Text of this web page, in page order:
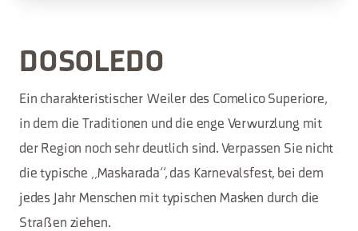
DOSOLEDO
Ein charakteristischer Weiler des Comelico Superiore,
in dem die Traditionen und die enge Verwurzlung mit
der Region noch sehr deutlich sind. Verpassen Sie nicht
die typische „Maskarada“, das Karnevalsfest, bei dem
jedes Jahr Menschen mit typischen Masken durch die
Straßen ziehen.